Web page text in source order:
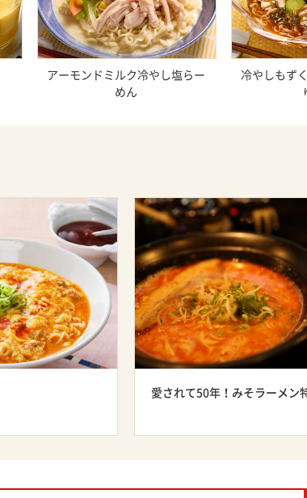
アーモンドミルク冷やし塩らー
めん
冷やしもず
愛されて50年！みそラーメン